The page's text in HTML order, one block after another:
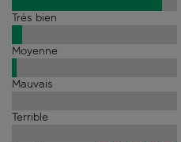
Très bien
Moyenne
Mauvais
Terrible